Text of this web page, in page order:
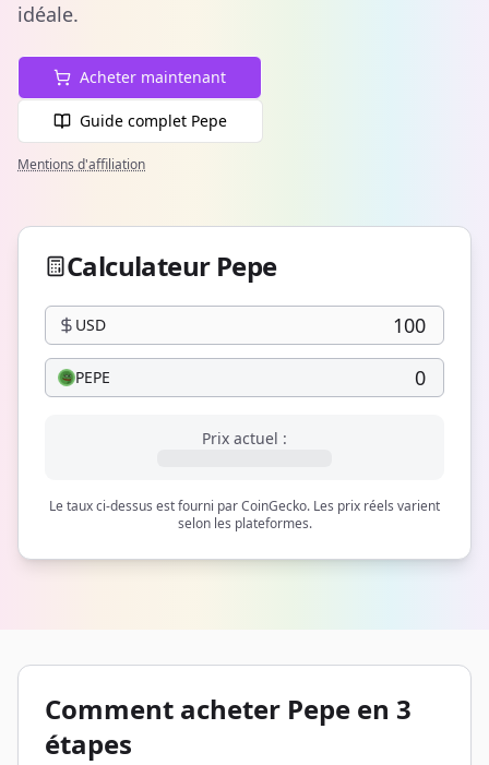
idéale.
Acheter maintenant
Guide complet Pepe
Mentions d'affiliation
Calculateur Pepe
USD
PEPE
Prix actuel :
Le taux ci-dessus est fourni par CoinGecko. Les prix réels varient
selon les plateformes.
Comment acheter Pepe en 3
étapes